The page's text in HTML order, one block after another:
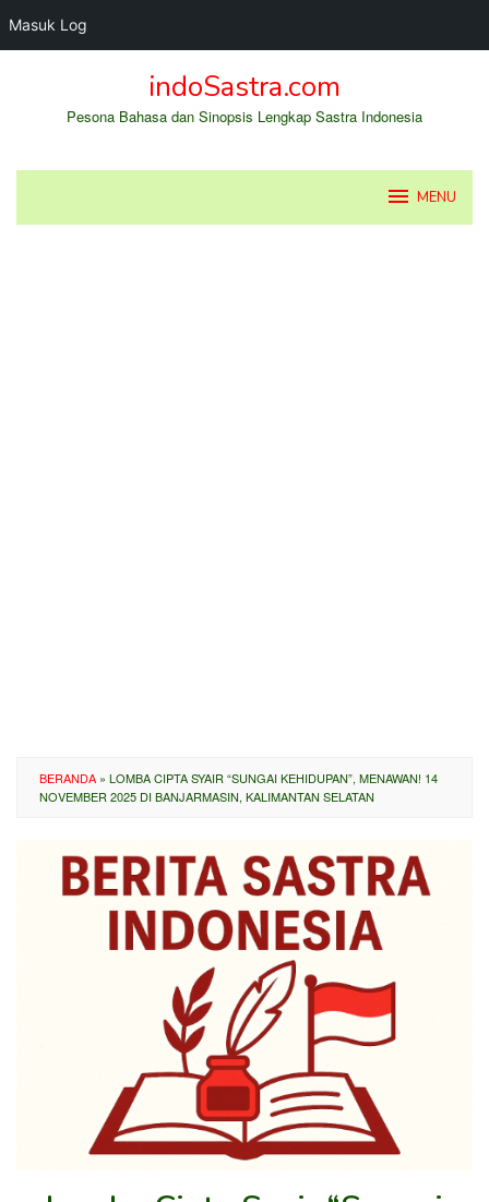
Masuk Log
indoSastra.com
Pesona Bahasa dan Sinopsis Lengkap Sastra Indonesia
MENU
BERANDA » LOMBA CIPTA SYAIR “SUNGAI KEHIDUPAN”, MENAWAN! 14
NOVEMBER 2025 DI BANJARMASIN, KALIMANTAN SELATAN